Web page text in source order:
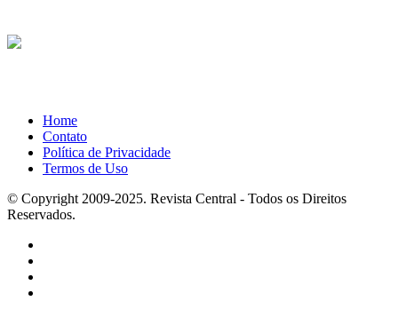
Home
Contato
Política de Privacidade
Termos de Uso
© Copyright 2009-2025. Revista Central - Todos os Direitos
Reservados.